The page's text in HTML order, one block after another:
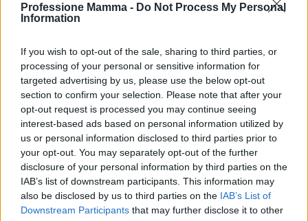
Professione Mamma - Do Not Process My Personal
Information
If you wish to opt-out of the sale, sharing to third parties, or
processing of your personal or sensitive information for
targeted advertising by us, please use the below opt-out
section to confirm your selection. Please note that after your
opt-out request is processed you may continue seeing
interest-based ads based on personal information utilized by
us or personal information disclosed to third parties prior to
your opt-out. You may separately opt-out of the further
disclosure of your personal information by third parties on the
IAB’s list of downstream participants. This information may
also be disclosed by us to third parties on the IAB’s List of
Downstream Participants that may further disclose it to other
Cinemadamare a Nova Siri e Grumento Nova: Cultura,
Formazione e Inclusione
Beatrice Bonaventura · 10 Ago 2026
NEWS E ATTUALITÀ